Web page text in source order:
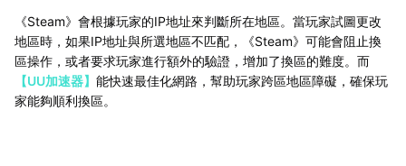
《Steam》會根據玩家的IP地址來判斷所在地區。當玩家試圖更改
地區時，如果IP地址與所選地區不匹配，《Steam》可能會阻止換
區操作，或者要求玩家進行額外的驗證，增加了換區的難度。而
【UU加速器】 能快速最佳化網路，幫助玩家跨區地區障礙，確保玩
家能夠順利換區。